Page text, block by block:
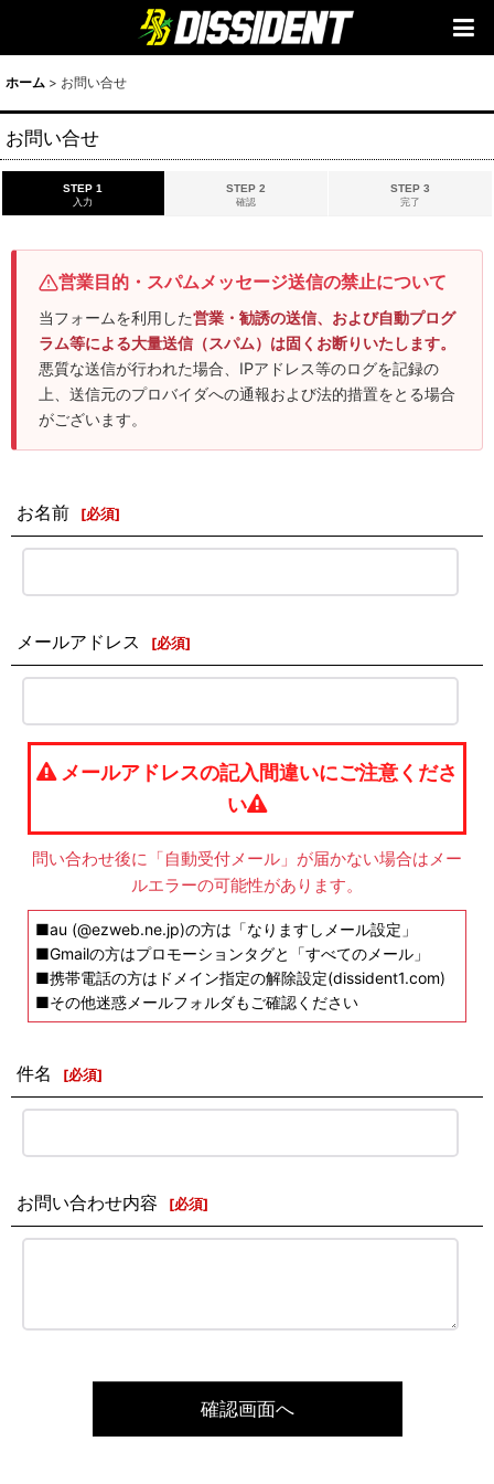
ホーム > お問い合せ
お問い合せ
STEP 1
入力
STEP 2
確認
STEP 3
完了
営業目的・スパムメッセージ送信の禁止について
当フォームを利用した営業・勧誘の送信、および自動プログ
ラム等による大量送信（スパム）は固くお断りいたします。
悪質な送信が行われた場合、IPアドレス等のログを記録の
上、送信元のプロバイダへの通報および法的措置をとる場合
がございます。
お名前 [必須]
メールアドレス [必須]
メールアドレスの記入間違いにご注意くださ
い
問い合わせ後に「自動受付メール」が届かない場合はメー
ルエラーの可能性があります。
■au (@ezweb.ne.jp)の方は「なりますしメール設定」
■Gmailの方はプロモーションタグと「すべてのメール」
■携帯電話の方はドメイン指定の解除設定(dissident1.com)
■その他迷惑メールフォルダもご確認ください
件名 [必須]
お問い合わせ内容 [必須]
確認画面へ